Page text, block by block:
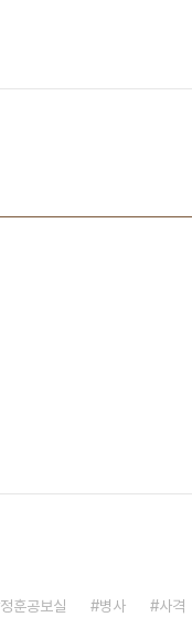
정훈공보실 병사
사격